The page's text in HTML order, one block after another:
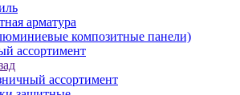
арматура
композитные панели)
ассортимент
ассортимент